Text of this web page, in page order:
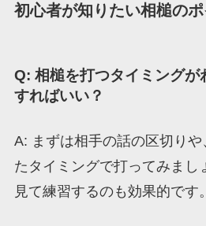
初心者が知りたい相槌のポ
Q: 相槌を打つタイミングが
すればいい？
A: まずは相手の話の区切り
たタイミングで打ってみまし
見て練習するのも効果的です。